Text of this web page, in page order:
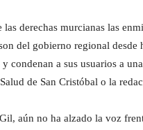
derechas murcianas las
del gobierno regional
a sus usuarios a
de San Cristóbal o la
aún no ha alzado la voz